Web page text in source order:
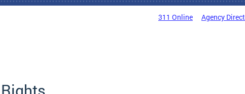
311 Online Agency